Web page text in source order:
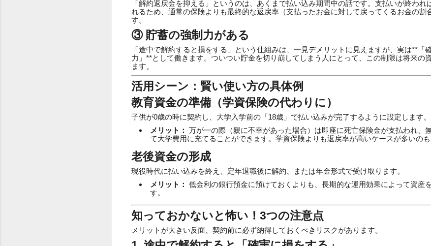
「解約返戻金を抑える」というのは、あくまで払い込み期間中の話です。支払いが終われ
れるため、通常の保険よりも最終的な返戻率（支払ったお金に対して戻ってくるお金の割
す。
③ 貯蓄の強制力がある
「途中で解約すると損をする」という仕組みは、一見デメリットに見えますが、実は**「
力」**として働きます。ついつい貯金を切り崩してしまう人にとって、この制限は将来の
ます。
活用シーン：賢い使い方の具体例
教育資金の準備（学資保険の代わりに）
子供が0歳の時に契約し、大学入学前の「18歳」で払い込みが完了するように設定します。
メリット： 万が一の際（親に不幸があった場合）は即座に死亡保険金が支払われ、
て大学費用に充てることができます。学資保険よりも返戻率が高いケースが多いのも
老後資金の形成
現役時代に払い込みを終え、定年退職後に解約、または年金形式で受け取ります。
メリット： 低金利の銀行預金に預けておくよりも、長期的な運用効果によって資産
す。
知っておかないと怖い！3つの注意点
メリットが大きい反面、契約前に必ず納得しておくべきリスクがあります。